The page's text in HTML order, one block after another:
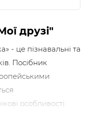
друзі"
- це пізнавальні та
Посібник
особливості